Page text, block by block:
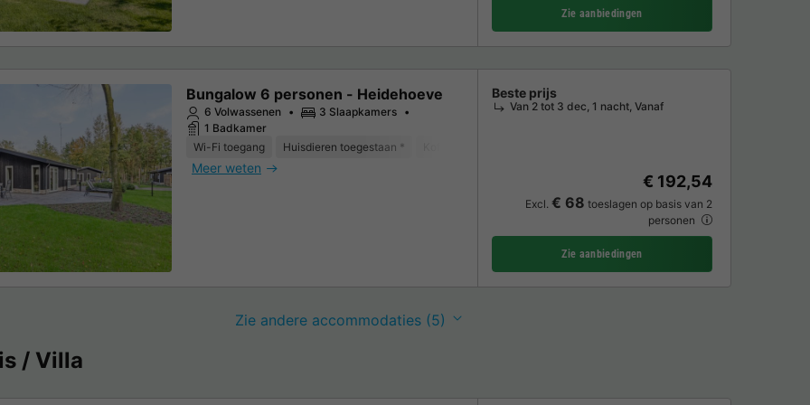
Zie aanbiedingen
Bungalow 6 personen - Heidehoeve
6 Volwassenen
3 Slaapkamers
1 Badkamer
Wi-Fi toegang
Huisdieren toegestaan *
Meer weten
Beste prijs
Van 2 tot 3 dec, 1 nacht, Vanaf
€ 192,54
Excl. € 68 toeslagen op basis van 2
personen
Zie aanbiedingen
Zie andere accommodaties (5)
/ Villa